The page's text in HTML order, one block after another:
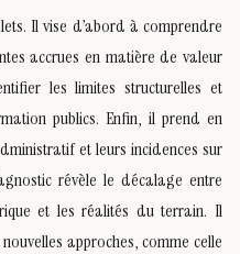
Il vise d’abord à comprendre
accrues en matière de valeur
les limites structurelles et
publics. Enfin, il prend en
et leurs incidences sur
révèle le décalage entre
et les réalités du terrain. Il
approches, comme celle